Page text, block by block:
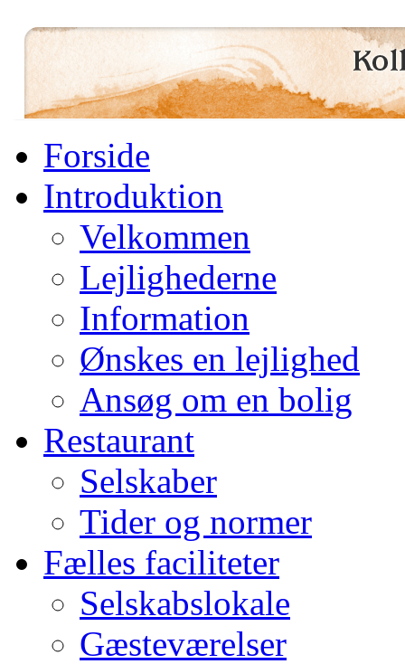
Forside
Introduktion
Velkommen
Lejlighederne
Information
Ønskes en lejlighed
Ansøg om en bolig
Restaurant
Selskaber
Tider og normer
Fælles faciliteter
Selskabslokale
Gæsteværelser